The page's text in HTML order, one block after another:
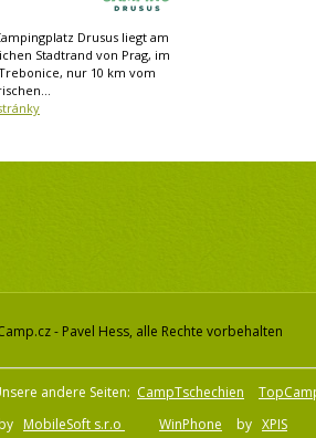
Drusus liegt am
Stadtrand von Prag, im
nur 10 km vom
- Pavel Hess, alle Rechte vorbehalten
andere Seiten: CampTschechien
MobileSoft s.r.o WinPhone by XPIS